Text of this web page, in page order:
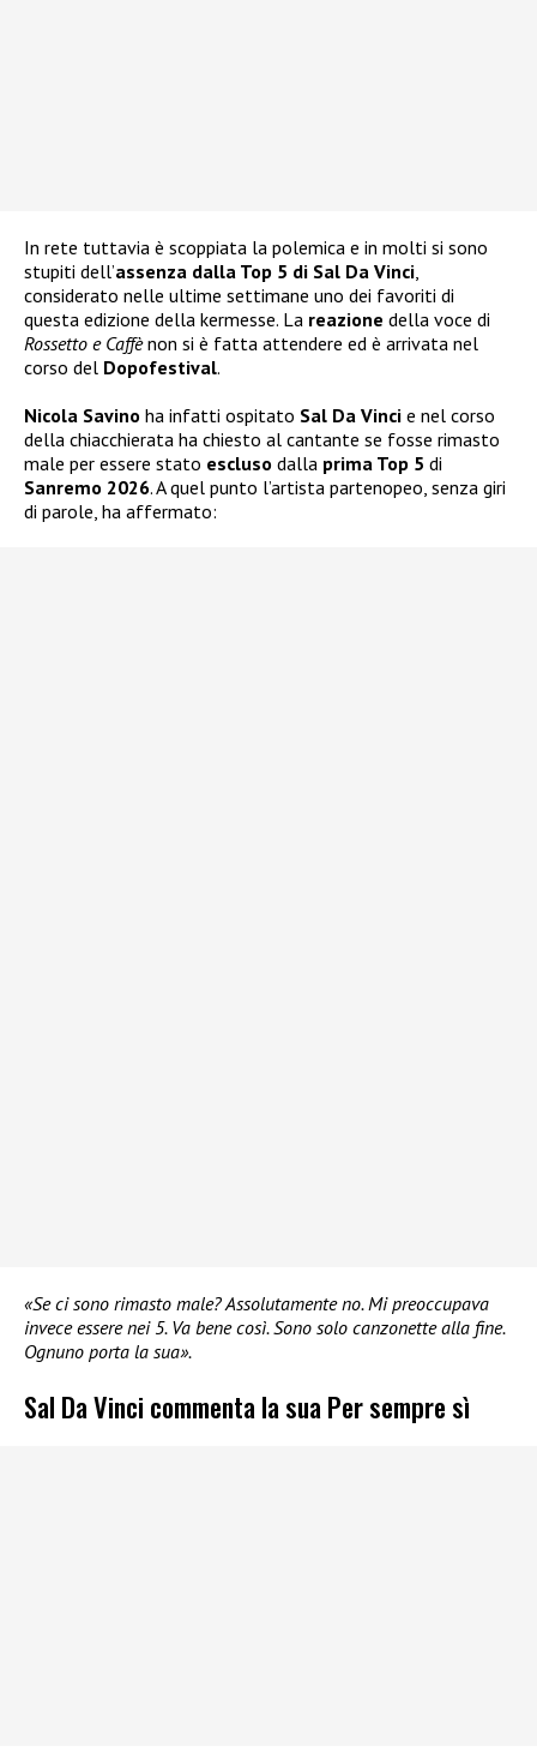
In rete tuttavia è scoppiata la polemica e in molti si sono
stupiti dell’assenza dalla Top 5 di Sal Da Vinci,
considerato nelle ultime settimane uno dei favoriti di
questa edizione della kermesse. La reazione della voce di
Rossetto e Caffènon si è fatta attendere ed è arrivata nel
corso del Dopofestival.
Nicola Savino ha infatti ospitato Sal Da Vinci e nel corso
della chiacchierata ha chiesto al cantante se fosse rimasto
male per essere stato escluso dalla prima Top 5 di
Sanremo 2026. A quel punto l’artista partenopeo, senza giri
di parole, ha affermato:
«Se ci sono rimasto male? Assolutamente no. Mi preoccupava
invece essere nei 5. Va bene così. Sono solo canzonette alla fine.
Ognuno porta la sua».
Sal Da Vinci commenta la sua Per sempre sì